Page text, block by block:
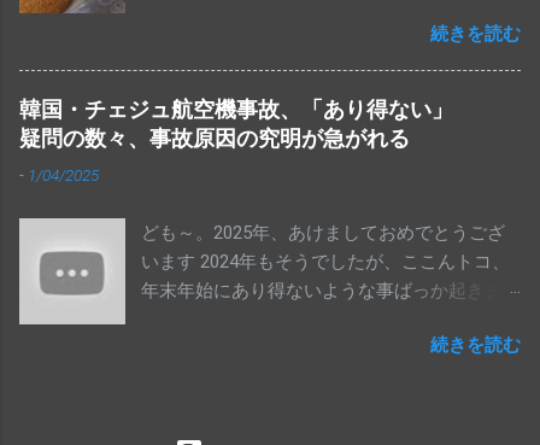
生活についても、２千万円以上の貯金もある
から、年金生活になっても大丈夫……。少なく
とも、これらのことに積極的に反対しようと
しなかった人（有権者）が半分以上だった、
if you like Japanese Manga. So please translate
this articles by using "Translate" that puts on
the left side of this blog page and enjoy. Thank
you for your coming. Spoiler Alert! Twitterに
りません。当然です This blog has written in
Japanese almost all topics. I think this blog is
also fun for non-Japanese speaker. So please
translate this articles by using "Translate" that
puts on the right side of this blog page and
ールしちゃうこともありますね～ 後からリプ
レイなどで見れば、確かにわかるのですが 既
にゴールが認められちゃて、試合が成立した
ことになりますね～ そんな意味で一番有名な
続きを読む
韓国・チェジュ航空機事故、「あり得ない」
疑問の数々、事故原因の究明が急がれる
- 1/04/2025
ども～。2025年、あけましておめでとうござ
います 2024年もそうでしたが、ここんトコ、
年末年始にあり得ないような事ばっか起きま
別段、飛行機事故の専門家ではありませんが
ライクで、そんなに深刻な事態になるか？ 今
続きを読む